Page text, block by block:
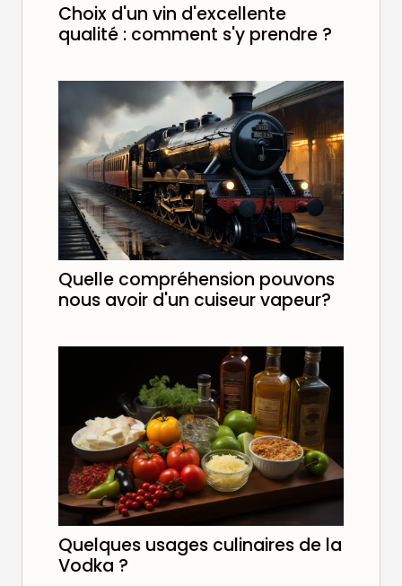
Choix d'un vin d'excellente
qualité : comment s'y prendre ?
Quelle compréhension pouvons
nous avoir d'un cuiseur vapeur?
Quelques usages culinaires de la
Vodka ?